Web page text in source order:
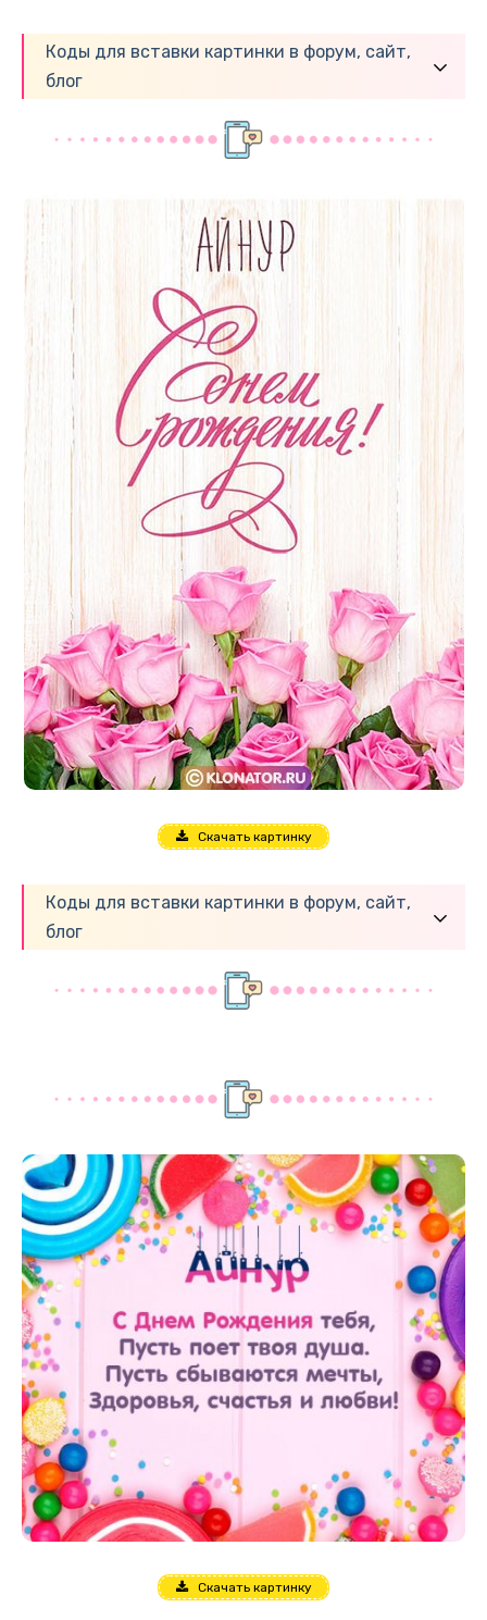
Коды для вставки картинки в форум, сайт,
блог
Скачать картинку
Коды для вставки картинки в форум, сайт,
блог
Скачать картинку